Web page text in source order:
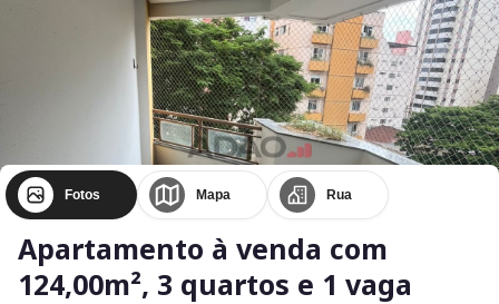
Fotos Mapa Rua
Apartamento à venda com
124,00m², 3 quartos e 1 vaga